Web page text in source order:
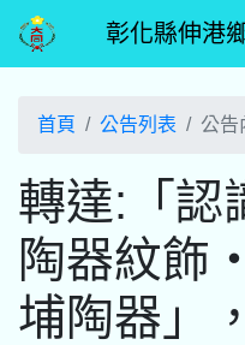
彰化縣伸港
首頁 公告列表 公告
轉達:「認
陶器紋飾
埔陶器」